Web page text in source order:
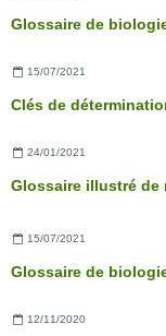
Glossaire de
15/07/2021
24/01/2021
Glossaire illustré de
15/07/2021
Glossaire de
12/11/2020